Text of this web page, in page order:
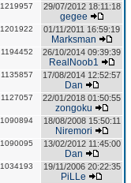
1219957 29/07/2012 18:11:18
gegee
1201922 01/11/2011 16:59:19
Marksman
1194452 26/10/2014 09:39:39
RealNoob1
1135857 17/08/2014 12:52:57
Dan
1127057 22/01/2018 01:50:55
zongoku
1090894 18/08/2008 15:50:11
Niremori
1090095 13/02/2012 11:45:00
Dan
1034193 19/11/2006 20:22:35
PiLLe